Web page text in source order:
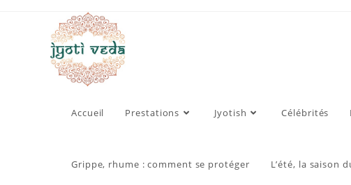
Accueil Prestations Jyotish Célébrités
Grippe, rhume : comment se protéger L’été, la saison